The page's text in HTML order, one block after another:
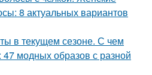
8 актуальных вариантов
в текущем сезоне. С чем
модных образов с разной